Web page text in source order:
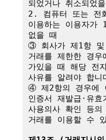
되었거나 취소되었
2. 컴퓨터 또는 전
이용하는 이용자가
없을 때
③ 회사가 제1항 및
거래를 제한한 경우
가있을 때 해당 전
사유를 알려야 합니
④ 제2항의 경우에
인증서 재발급·유
사용의사 확인 등
거래를 이용할 수